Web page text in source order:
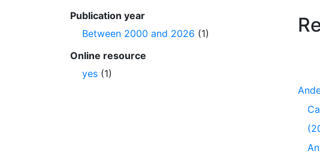
Publication year
Between 2000 and 2026 (1)
Online resource
yes (1)